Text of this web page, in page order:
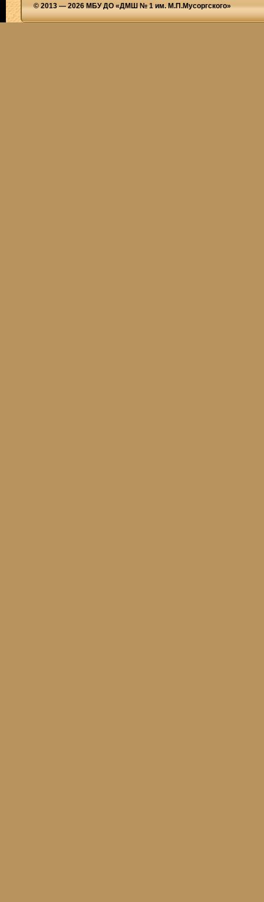
© 2013 — 2026 МБУ ДО «ДМШ № 1 им. М.П.Мусоргского»